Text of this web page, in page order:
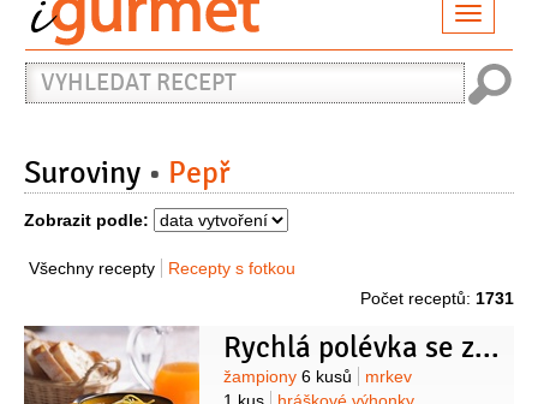
Vyhledat
recept
Suroviny Pepř
Zobrazit podle:
Všechny recepty
Recepty s fotkou
Počet receptů: 1731
Rychlá polévka se zeleninou a zázvorem
Suroviny
žampiony 6 kusů
mrkev